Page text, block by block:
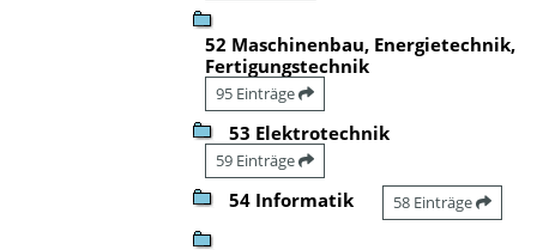
52 Maschinenbau, Energietechnik,
Fertigungstechnik
95 Einträge
53 Elektrotechnik
59 Einträge
54 Informatik 58 Einträge